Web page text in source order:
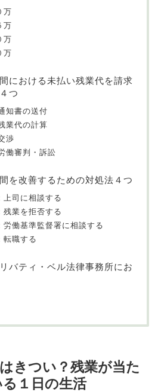
万
万
万
万
における未払い残業代を請求
つ
知書の送付
業代の計算
渉
働審判・訴訟
を改善するための対処法４つ
上司に相談する
残業を拒否する
労働基準監督署に相談する
転職する
バティ・ベル法律事務所にお
きつい？残業が当た
１日の生活